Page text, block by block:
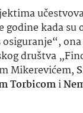
godine kada su
društva
Mikerevićem,
Torbicomi